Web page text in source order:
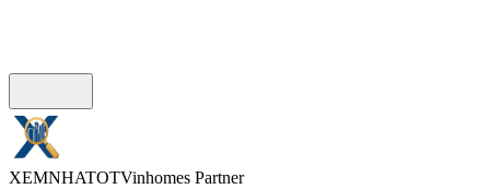
XEMNHATOTVinhomes Partner